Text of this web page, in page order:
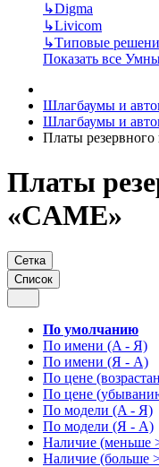
↳Digma
↳Livicom
↳Типовые
Показать все
Шлагбаумы и
Шлагбаумы и
Платы резервного
Платы
«CAME»
Сетка
Список
По умолчанию
По имени (A - Я)
По имени (Я - A)
По цене
По цене
По модели (A - Я)
По модели (Я - A)
Наличие (меньше
Наличие (больше